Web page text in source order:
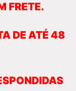
FRETE.
DE ATÉ 48